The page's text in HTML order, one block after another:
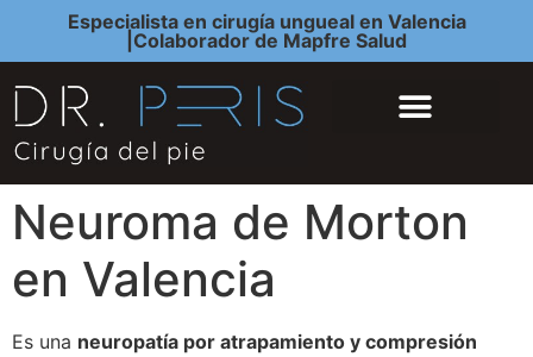
Especialista en cirugía ungueal en Valencia
|Colaborador de Mapfre Salud
Neuroma de Morton
en Valencia
Es una neuropatía por atrapamiento y compresión